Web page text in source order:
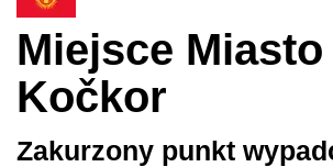
Miejsce Miasto
Kočkor
Zakurzony punkt